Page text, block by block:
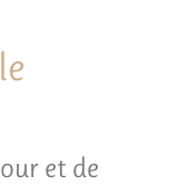
et de